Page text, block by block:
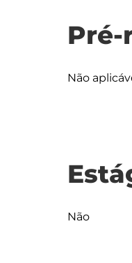
Não
Não